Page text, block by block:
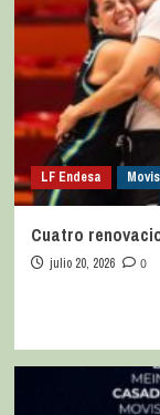
LF Endesa
Cuatro
julio 20, 2026 0